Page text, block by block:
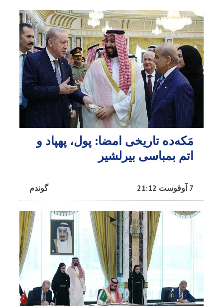
مَکه‌ده تاریخی امضا: پول، پهپاد و
اتم بمباسی بیرلشیر
گوندم 7 آوقوست 21:12